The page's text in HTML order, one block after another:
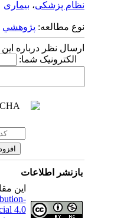
نظام پزشکی،بیماری
نوع مطالعه:پژوهشي|
ارسال نظر درباره این
الکترونیک شما:
بازنشر اطلاعات
این
4.0